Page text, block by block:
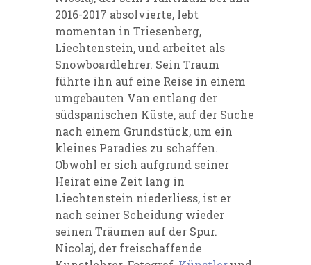
2016-2017 absolvierte, lebt
momentan in Triesenberg,
Liechtenstein, und arbeitet als
Snowboardlehrer. Sein Traum
führte ihn auf eine Reise in einem
umgebauten Van entlang der
südspanischen Küste, auf der Suche
nach einem Grundstück, um ein
kleines Paradies zu schaffen.
Obwohl er sich aufgrund seiner
Heirat eine Zeit lang in
Liechtenstein niederliess, ist er
nach seiner Scheidung wieder
seinen Träumen auf der Spur.
Nicolaj, der freischaffende